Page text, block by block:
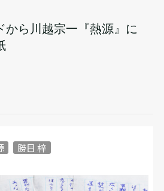
から川越宗一『熱源』に
勝目 梓